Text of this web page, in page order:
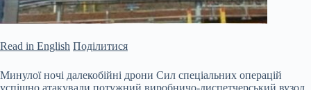
Read in English Поділитися
Минулої ночі далекобійні дрони Сил спеціальних операцій
успішно атакували потужний виробничо-диспетчерський вузол